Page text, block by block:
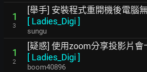
1
3
[舉手] 安裝程式重開機後電腦
[ Ladies_Digi ]
sungu
1
2
[疑惑] 使用zoom分享投影片會
[ Ladies_Digi ]
boom40896